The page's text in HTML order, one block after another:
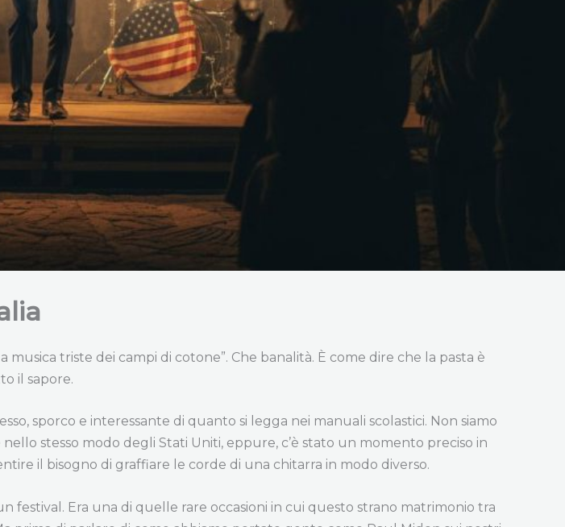
triste dei campi di cotone”. Che banalità. È come dire che la pasta è
il sapore.
sporco e interessante di quanto si legga nei manuali scolastici. Non siamo
stesso modo degli Stati Uniti, eppure, c’è stato un momento preciso in
il bisogno di graffiare le corde di una chitarra in modo diverso.
festival. Era una di quelle rare occasioni in cui questo strano matrimonio tra